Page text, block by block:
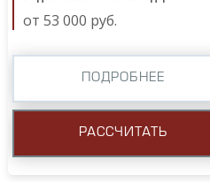
от 53 000 руб.
ПОДРОБНЕЕ
РАССЧИТАТЬ